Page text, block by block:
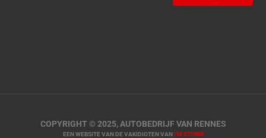
COPYRIGHT © 2025, AUTOBEDRIJF VAN RENNES
EEN WEBSITE VAN DE VAKIDIOTEN VANI’M STORM